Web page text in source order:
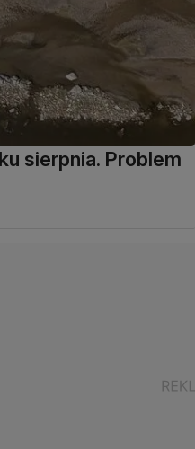
sierpnia. Problem